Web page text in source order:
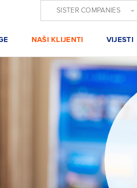
SISTER COMPANIES
NAŠI KLIJENTI VIJESTI